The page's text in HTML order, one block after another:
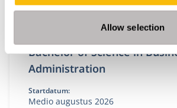
Allow selection
Bachelor of Science in
Administration
Startdatum:
Medio augustus 2026